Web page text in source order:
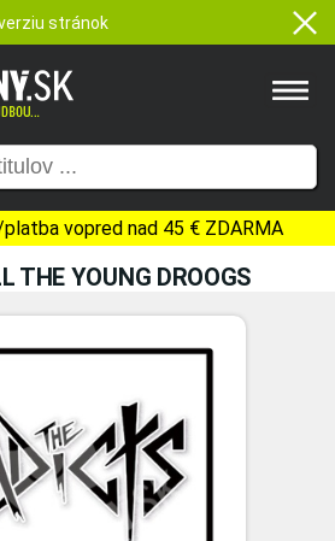
stránok
vopred nad 45 € ZDARMA
THE YOUNG DROOGS